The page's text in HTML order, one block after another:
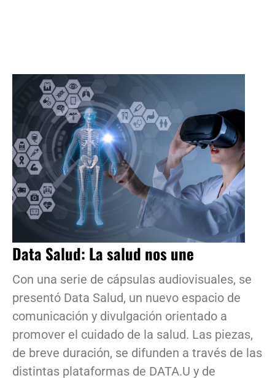
Data Salud: La salud nos une
Con una serie de cápsulas audiovisuales, se
presentó Data Salud, un nuevo espacio de
comunicación y divulgación orientado a
promover el cuidado de la salud. Las piezas,
de breve duración, se difunden a través de las
distintas plataformas de DATA.U y de